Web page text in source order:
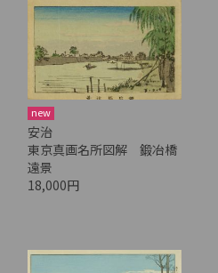
new
安治
東京真画名所図解 鍛冶橋
遠景
18,000円